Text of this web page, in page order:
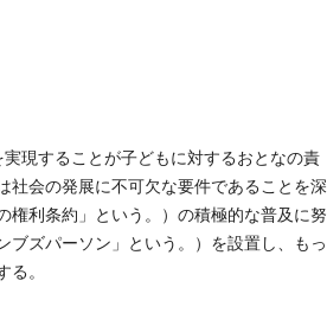
現することが子どもに対するおとなの責
社会の発展に不可欠な要件であることを深
権利条約」という。）の積極的な普及に努
ブズパーソン」という。）を設置し、もっ
る。